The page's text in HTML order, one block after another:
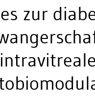
zur